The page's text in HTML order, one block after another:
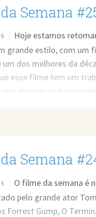
muito legais podem
Semana
Hoje estamos
grande estilo, com um
dos melhores da
esse filme tem um
durante todo
máquina capaz de
Semana
O filme da semana é
pelo grande ator
Forrest Gump, O